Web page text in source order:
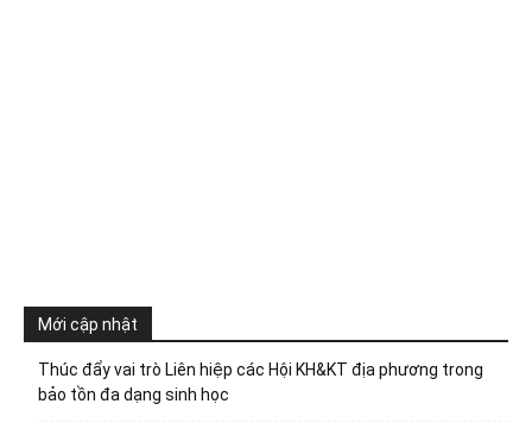
Mới cập nhật
Thúc đẩy vai trò Liên hiệp các Hội KH&KT địa phương trong
bảo tồn đa dạng sinh học